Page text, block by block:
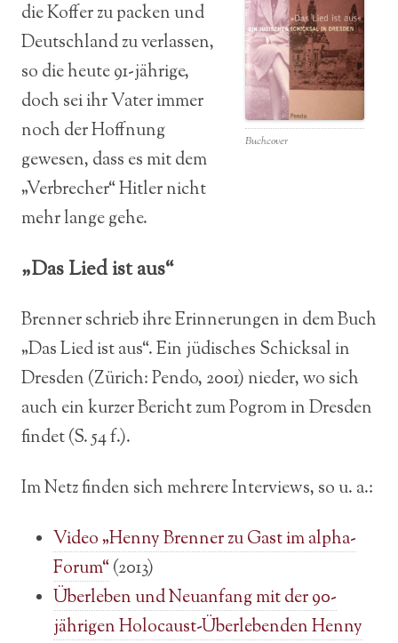
Buchcover
die Koffer zu packen und
Deutschland zu verlassen,
so die heute 91-jährige,
doch sei ihr Vater immer
noch der Hoffnung
gewesen, dass es mit dem
„Verbrecher“ Hitler nicht
mehr lange gehe.
„Das Lied ist aus“
Brenner schrieb ihre Erinnerungen in dem Buch
„Das Lied ist aus“. Ein jüdisches Schicksal in
Dresden (Zürich: Pendo, 2001) nieder, wo sich
auch ein kurzer Bericht zum Pogrom in Dresden
findet (S. 54 f.).
Im Netz finden sich mehrere Interviews, so u. a.:
Video „Henny Brenner zu Gast im alpha-
Forum“(2013)
Überleben und Neuanfang mit der 90-
jährigen Holocaust-Überlebenden Henny